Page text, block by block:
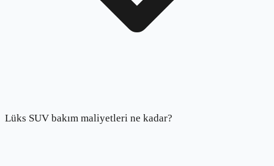
Lüks SUV bakım maliyetleri ne kadar?